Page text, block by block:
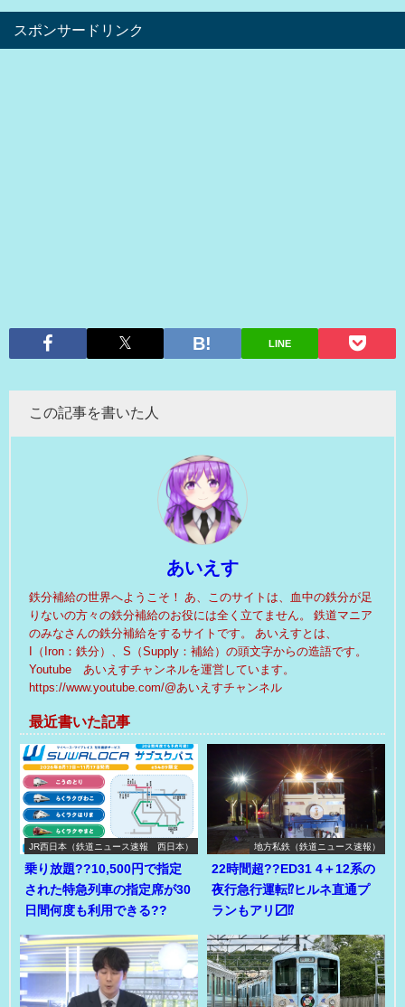
スポンサードリンク
LINE
この記事を書いた人
あいえす
鉄分補給の世界へようこそ！ あ、このサイトは、血中の鉄分が足
りないの方々の鉄分補給のお役には全く立てません。 鉄道マニア
のみなさんの鉄分補給をするサイトです。 あいえすとは、
I（Iron：鉄分）、S（Supply：補給）の頭文字からの造語です。
Youtube あいえすチャンネルを運営しています。
https://www.youtube.com/@あいえすチャンネル
最近書いた記事
JR西日本（鉄道ニュース速報 西日本）
乗り放題??10,500円で指定
された特急列車の指定席が30
日間何度も利用できる??
地方私鉄（鉄道ニュース速報）
22時間超??ED31 4＋12系の
夜行急行運転⁉ヒルネ直通プ
ランもアリ〼⁉